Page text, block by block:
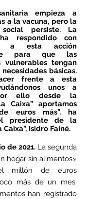
empieza a
a la vacuna, pero la
social persiste. La
respondido con
a esta acción
para que las
vulnerables tengan
básicas.
frente a esta
unos a
ello desde la
Caixa” aportamos
euros más”, ha
presidente de la
Isidro Fainé.
de 2021. La segunda
hogar sin alimentos»
millón de euros
más de un mes.
han registrado